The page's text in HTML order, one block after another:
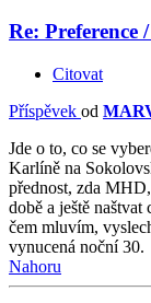
Re: Preference
Citovat
Příspěvek od
Jde o to, co se
Karlíně na
přednost, zda
době a ještě
čem mluvím,
vynucená noční 30.
Nahoru